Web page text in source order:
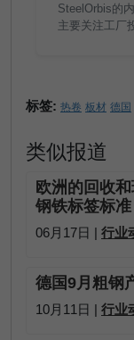
SteelOrbis的
主要关注工厂
标签: 热卷 板材 德国
类似报道
欧洲的回收
钢铁标签标准
06月17日 | 行业
德国9月粗钢
10月11日 | 行业